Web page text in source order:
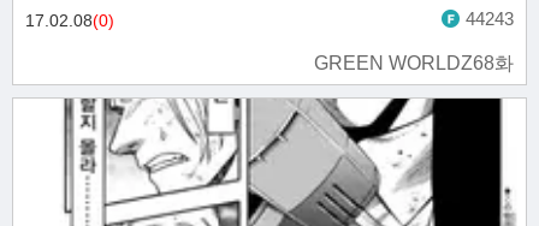
GREEN WORLDZ68화
17.02.08(0) 44243